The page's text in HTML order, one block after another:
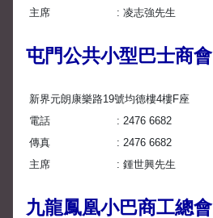
主席
凌志強先生
屯門公共小型巴士商會
新界元朗康樂路19號均德樓4樓F座
電話
2476 6682
傳真
2476 6682
主席
鍾世興先生
九龍鳳凰小巴商工總會